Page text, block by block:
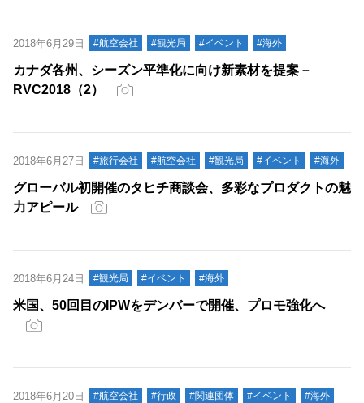
2018年6月29日 #航空会社 #観光局 #イベント #海外
カナダ各州、シーズン平準化に向け新素材を提案－
RVC2018（2）
2018年6月27日 #旅行会社 #航空会社 #観光局 #イベント #海外
グローバル初開催のタヒチ商談会、多彩なプロダクトの魅
力アピール
2018年6月24日 #観光局 #イベント #海外
米国、50回目のIPWをデンバーで開催、プロモ強化へ
2018年6月20日 #航空会社 #行政 #関連団体 #イベント
#海外